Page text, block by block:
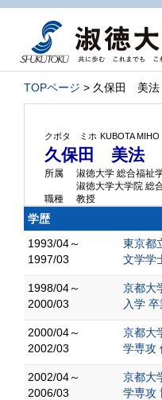
TOPページ > 久保田 美法
クボタ ミホ KUBOTA MIHO
久保田 美法
所属
淑徳大学 総合福祉
淑徳大学大学院 総
職種
教授
学歴
1993/04～
1997/03
東京都
文学学
1998/04～
2000/03
京都大
入学
2000/04～
2002/03
京都大
学専攻
2002/04～
2006/03
京都大
学専攻